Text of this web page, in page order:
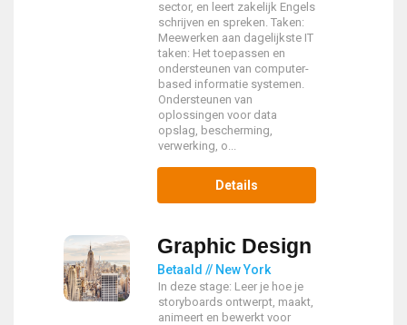
sector, en leert zakelijk Engels
schrijven en spreken. Taken:
Meewerken aan dagelijkste IT
taken: Het toepassen en
ondersteunen van computer-
based informatie systemen.
Ondersteunen van
oplossingen voor data
opslag, bescherming,
verwerking, o...
Details
Graphic Design
Betaald // New York
In deze stage: Leer je hoe je
storyboards ontwerpt, maakt,
animeert en bewerkt voor